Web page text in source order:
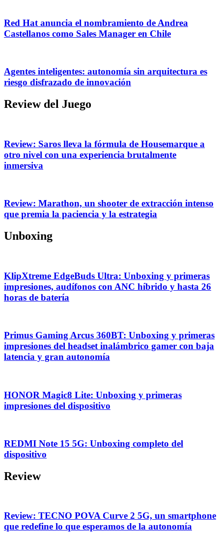
Red Hat anuncia el nombramiento de Andrea
Castellanos como Sales Manager en Chile
Agentes inteligentes: autonomía sin arquitectura es
riesgo disfrazado de innovación
Review del Juego
Review: Saros lleva la fórmula de Housemarque a
otro nivel con una experiencia brutalmente
inmersiva
Review: Marathon, un shooter de extracción intenso
que premia la paciencia y la estrategia
Unboxing
KlipXtreme EdgeBuds Ultra: Unboxing y primeras
impresiones, audífonos con ANC híbrido y hasta 26
horas de batería
Primus Gaming Arcus 360BT: Unboxing y primeras
impresiones del headset inalámbrico gamer con baja
latencia y gran autonomía
HONOR Magic8 Lite: Unboxing y primeras
impresiones del dispositivo
REDMI Note 15 5G: Unboxing completo del
dispositivo
Review
Review: TECNO POVA Curve 2 5G, un smartphone
que redefine lo que esperamos de la autonomía